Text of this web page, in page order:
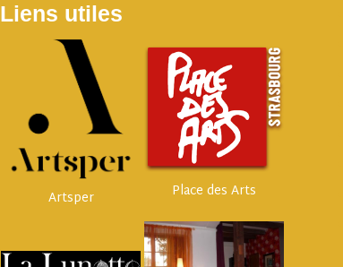
Liens utiles
Artsper Place des Arts